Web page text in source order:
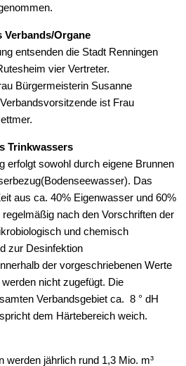
Verbands/Organe
entsenden die Stadt Renningen
vier Vertreter.
Bürgermeisterin Susanne
ist Frau
Trinkwassers
erfolgt sowohl durch eigene Brunnen
Das
aus ca. 40% Eigenwasser und 60%
nach den Vorschriften der
und chemisch
zur Desinfektion
der vorgeschriebenen Werte
nicht zugefügt. Die
Verbandsgebiet ca. 8 ° dH
dem Härtebereich weich.
werden jährlich rund 1,3 Mio. m³